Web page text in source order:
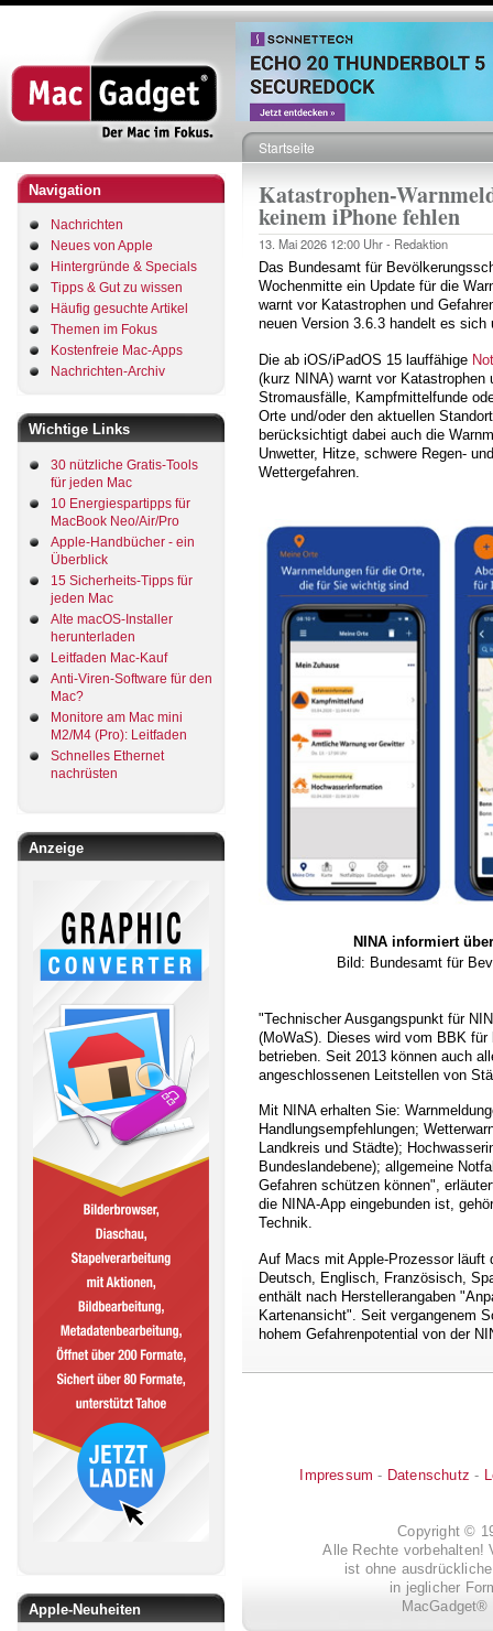
Direkt
zum
Inhalt
Navigation
Nachrichten
Neues von Apple
Hintergründe & Specials
Tipps & Gut zu wissen
Häufig gesuchte Artikel
Themen im Fokus
Kostenfreie Mac-Apps
Nachrichten-Archiv
Wichtige Links
30 nützliche Gratis-Tools
für jeden Mac
10 Energiespartipps für
MacBook Neo/Air/Pro
Apple-Handbücher - ein
Überblick
15 Sicherheits-Tipps für
jeden Mac
Alte macOS-Installer
herunterladen
Leitfaden Mac-Kauf
Anti-Viren-Software für den
Mac?
Monitore am Mac mini
M2/M4 (Pro): Leitfaden
Schnelles Ethernet
nachrüsten
Anzeige
Apple-Neuheiten
Pfadnavigation
Startseite
Katastrophen-
keinem iPhone fehlen
13. Mai 2026 12:00 Uhr - Redaktion
Das Bundesamt für
Wochenmitte ein Update für die
warnt vor Katastrophen und
neuen Version 3.6.3 handelt es
Die ab iOS/iPadOS 15 lauffähige
(kurz NINA) warnt vor Katastrophen
Stromausfälle, Kampfmittelfunde
Orte und/oder den aktuellen
berücksichtigt dabei auch die
Unwetter, Hitze, schwere Regen-
Wettergefahren.
NINA informiert
Bild: Bundesamt für
"Technischer Ausgangspunkt für
(MoWaS). Dieses wird vom BBK
betrieben. Seit 2013 können auch
angeschlossenen Leitstellen von
Mit NINA erhalten Sie:
Handlungsempfehlungen;
Landkreis und Städte);
Bundeslandebene); allgemeine
Gefahren schützen können",
die NINA-App eingebunden ist,
Technik.
Auf Macs mit Apple-Prozessor läuft
Deutsch, Englisch, Französisch,
enthält nach Herstellerangaben
Kartenansicht". Seit vergangenem
hohem Gefahrenpotential von der
Impressum - Datenschutz -
Copyright ©
Alle Rechte vorbehalten!
ist ohne
in jeglicher
MacGadget®